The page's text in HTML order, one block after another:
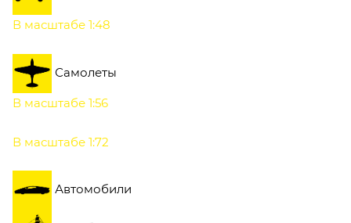
В масштабе 1:48
Самолеты
В масштабе 1:56
В масштабе 1:72
Автомобили